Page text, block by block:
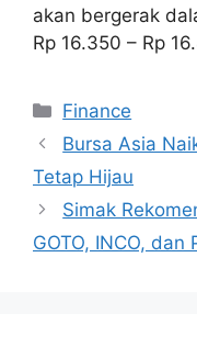
akan bergerak
Rp 16.350 – Rp
Categories
Finance
Bursa Asia
Tetap Hijau
Simak
GOTO, INCO, dan